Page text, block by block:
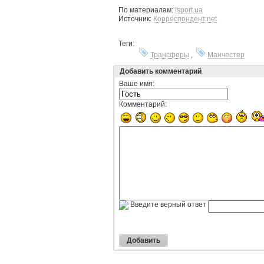
По материалам: isport.ua
Источник: Корреспондент.net
Теги:
Трансферы
Манчестер
Добавить комментарий
Ваше имя:
Комментарий:
Введите верный ответ